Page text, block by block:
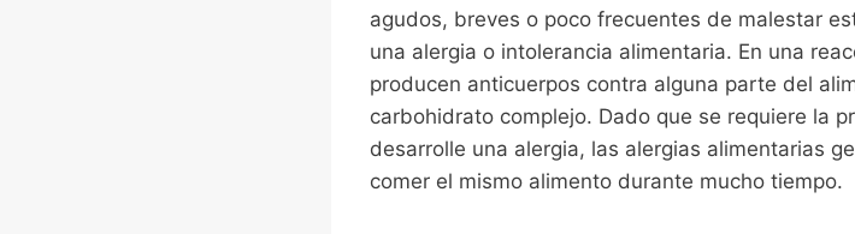
agudos, breves o poco frecuentes de malestar
una alergia o intolerancia alimentaria. En una
producen anticuerpos contra alguna parte del
carbohidrato complejo. Dado que se requiere la
desarrolle una alergia, las alergias alimentarias
comer el mismo alimento durante mucho tiempo.